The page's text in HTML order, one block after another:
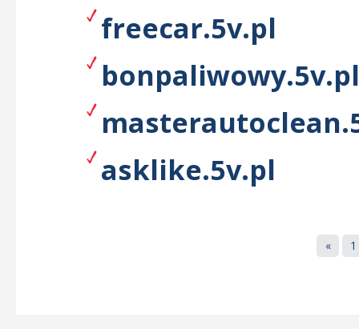
freecar.5v.pl
bonpaliwowy.5v.pl
asklike.5v.pl
« 1